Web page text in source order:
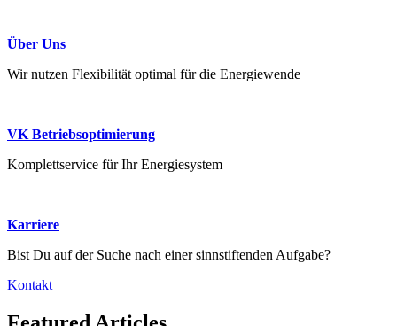
Über Uns
Wir nutzen Flexibilität optimal für die Energiewende
VK Betriebsoptimierung
Komplettservice für Ihr Energiesystem
Karriere
Bist Du auf der Suche nach einer sinnstiftenden Aufgabe?
Kontakt